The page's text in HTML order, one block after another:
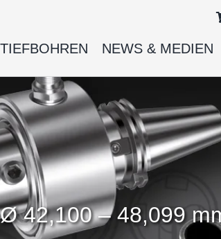
TIEFBOHREN NEWS & MEDIEN
42,100 – 48,099